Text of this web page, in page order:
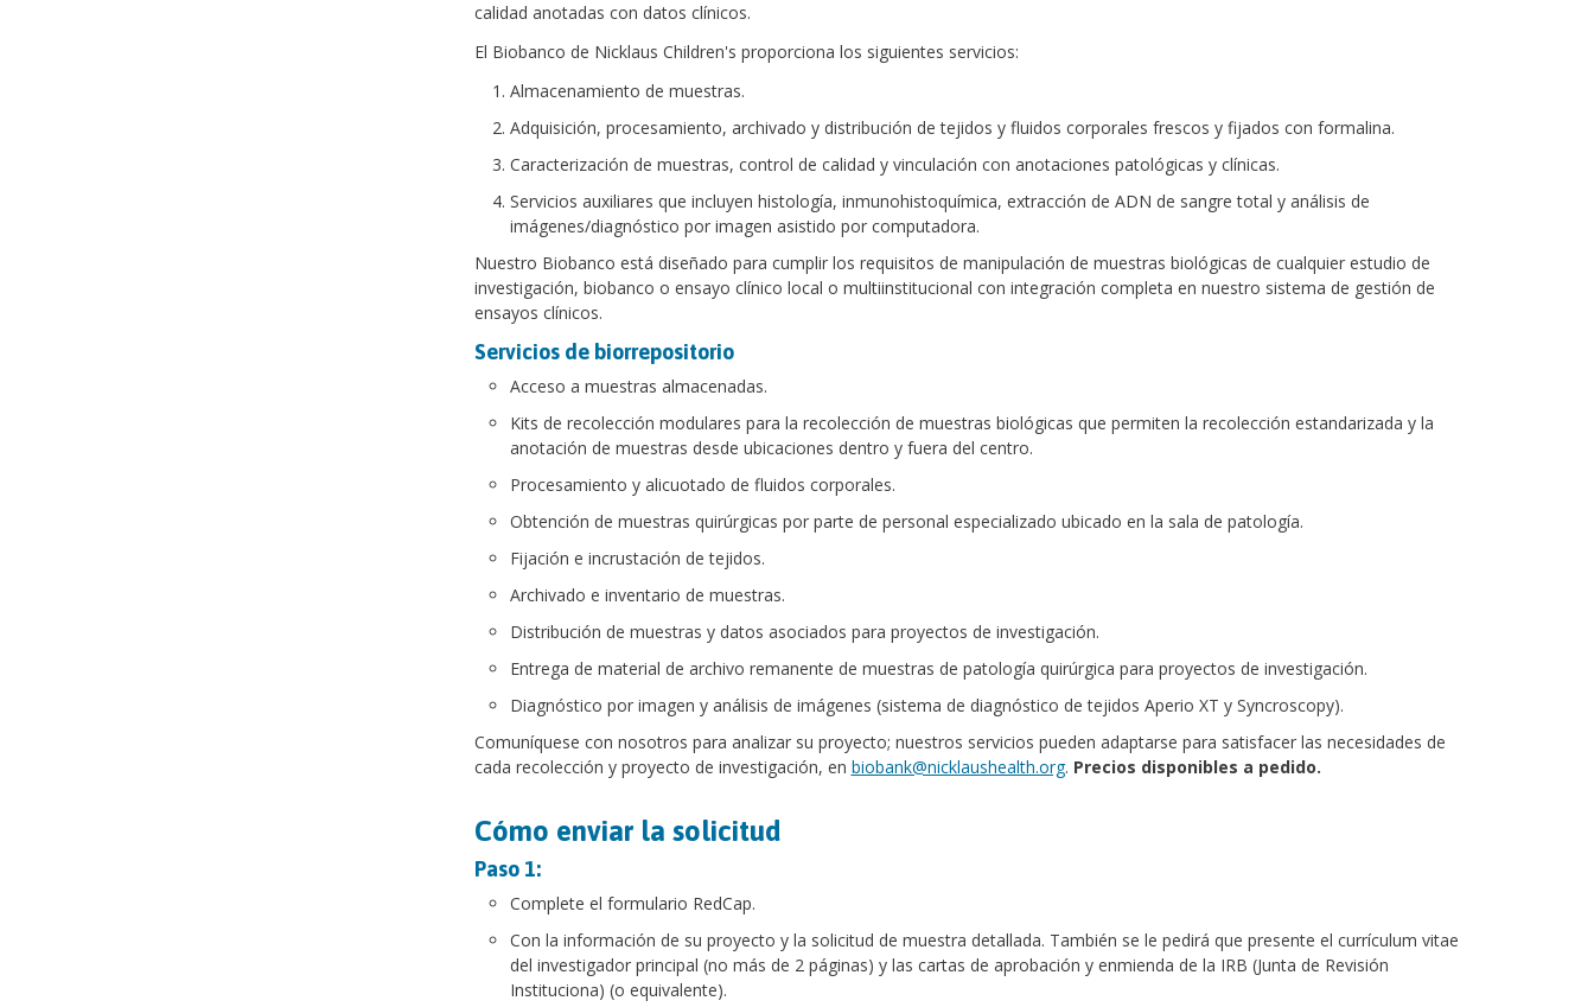
calidad anotadas con datos clínicos.
El Biobanco de Nicklaus Children's proporciona los siguientes servicios:
Almacenamiento de muestras.
Adquisición, procesamiento, archivado y distribución de tejidos y fluidos corporales frescos y fijados con formalina.
Caracterización de muestras, control de calidad y vinculación con anotaciones patológicas y clínicas.
Servicios auxiliares que incluyen histología, inmunohistoquímica, extracción de ADN de sangre total y análisis de
imágenes/diagnóstico por imagen asistido por computadora.
Nuestro Biobanco está diseñado para cumplir los requisitos de manipulación de muestras biológicas de cualquier estudio de
investigación, biobanco o ensayo clínico local o multiinstitucional con integración completa en nuestro sistema de gestión de
ensayos clínicos.
Servicios de biorrepositorio
Acceso a muestras almacenadas.
Kits de recolección modulares para la recolección de muestras biológicas que permiten la recolección estandarizada y la
anotación de muestras desde ubicaciones dentro y fuera del centro.
Procesamiento y alicuotado de fluidos corporales.
Obtención de muestras quirúrgicas por parte de personal especializado ubicado en la sala de patología.
Fijación e incrustación de tejidos.
Archivado e inventario de muestras.
Distribución de muestras y datos asociados para proyectos de investigación.
Entrega de material de archivo remanente de muestras de patología quirúrgica para proyectos de investigación.
Diagnóstico por imagen y análisis de imágenes (sistema de diagnóstico de tejidos Aperio XT y Syncroscopy).
Comuníquese con nosotros para analizar su proyecto; nuestros servicios pueden adaptarse para satisfacer las necesidades de
cada recolección y proyecto de investigación, en biobank@nicklaushealth.org. Precios disponibles a pedido.
Cómo enviar la solicitud
Paso 1:
Complete el formulario RedCap.
Con la información de su proyecto y la solicitud de muestra detallada. También se le pedirá que presente el currículum vitae
del investigador principal (no más de 2 páginas) y las cartas de aprobación y enmienda de la IRB (Junta de Revisión
Instituciona) (o equivalente).